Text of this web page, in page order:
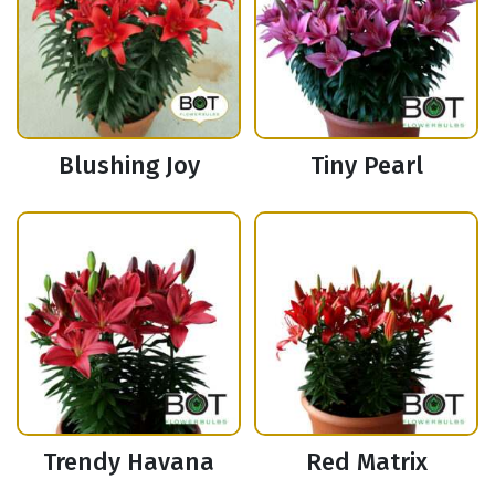
Blushing Joy Tiny Pearl
Trendy Havana Red Matrix